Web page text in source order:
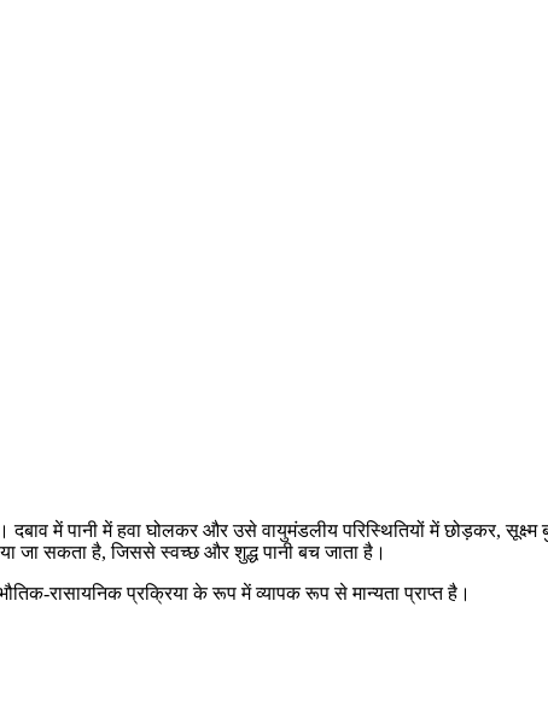
में पानी में हवा घोलकर और उसे वायुमंडलीय परिस्थितियों में छोड़कर, सूक्ष्म
सकता है, जिससे स्वच्छ और शुद्ध पानी बच जाता है।
रासायनिक प्रक्रिया के रूप में व्यापक रूप से मान्यता प्राप्त है।